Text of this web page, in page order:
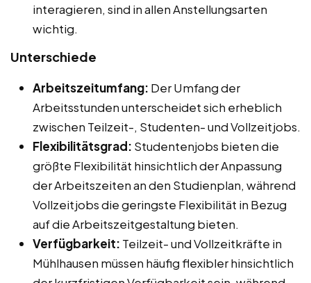
interagieren, sind in allen Anstellungsarten
wichtig.
Unterschiede
Arbeitszeitumfang: Der Umfang der
Arbeitsstunden unterscheidet sich erheblich
zwischen Teilzeit-, Studenten- und Vollzeitjobs.
Flexibilitätsgrad: Studentenjobs bieten die
größte Flexibilität hinsichtlich der Anpassung
der Arbeitszeiten an den Studienplan, während
Vollzeitjobs die geringste Flexibilität in Bezug
auf die Arbeitszeitgestaltung bieten.
Verfügbarkeit: Teilzeit- und Vollzeitkräfte in
Mühlhausen müssen häufig flexibler hinsichtlich